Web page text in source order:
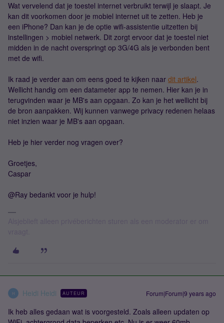
Wat vervelend dat je toestel internet verbruikt terwijl je slaapt. Je
kan dit voorkomen door je mobiel internet uit te zetten. Heb je
een iPhone? Dan kan je de optie wifi-assistentie uitzetten bij
instellingen > mobiel netwerk. Dit zorgt ervoor dat je toestel niet
midden in de nacht overspringt op 3G/4G als je verbonden bent
met de wifi.
Ik raad je verder aan om eens goed te kijken naar dit artikel.
Wellicht handig om een datameter app te nemen. Hier kan je in
terugvinden waar je MB's aan opgaan. Zo kan je het wellicht bij
de bron aanpakken. Wij kunnen vanwege privacy redenen helaas
niet inzien waar je MB's aan opgaan.
Heb je hier verder nog vragen over?
Groetjes,
Caspar
@Ray bedankt voor je hulp!
H Heidi Heidi AUTEUR Forum|Forum|9 years ago
Ik heb alles gedaan wat is voorgesteld. Zoals alleen updaten op